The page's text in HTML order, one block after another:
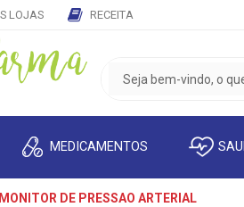
LOJAS RECEITA
MEDICAMENTOS
MONITOR DE PRESSAO ARTERIAL